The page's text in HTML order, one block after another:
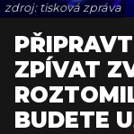
zdroj: tisková zpráva
ZPÍVAT
BUDETE